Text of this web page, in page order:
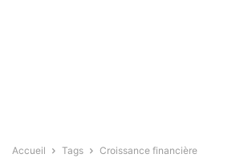
Accueil Tags Croissance financière